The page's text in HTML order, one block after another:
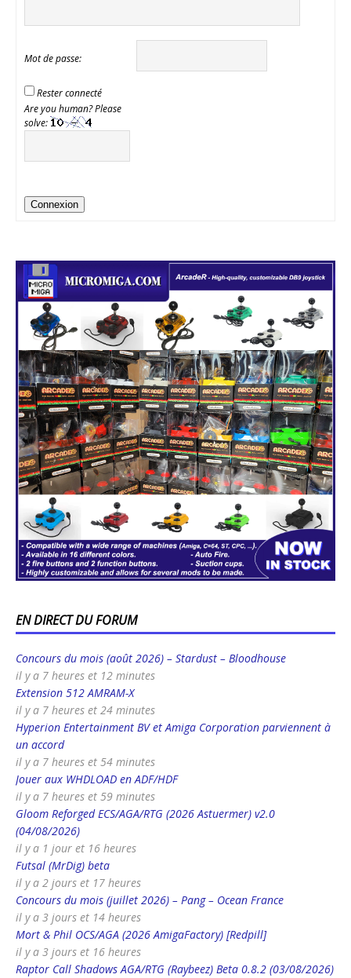
Mot de passe:
Rester connecté
Are you human? Please
solve:
Connexion
EN DIRECT DU FORUM
Concours du mois (août 2026) – Stardust – Bloodhouse
il y a 7 heures et 12 minutes
Extension 512 AMRAM-X
il y a 7 heures et 24 minutes
Hyperion Entertainment BV et Amiga Corporation parviennent à
un accord
il y a 7 heures et 54 minutes
Jouer aux WHDLOAD en ADF/HDF
il y a 7 heures et 59 minutes
Gloom Reforged ECS/AGA/RTG (2026 Astuermer) v2.0
(04/08/2026)
il y a 1 jour et 16 heures
Futsal (MrDig) beta
il y a 2 jours et 17 heures
Concours du mois (juillet 2026) – Pang – Ocean France
il y a 3 jours et 14 heures
Mort & Phil OCS/AGA (2026 AmigaFactory) [Redpill]
il y a 3 jours et 16 heures
Raptor Call Shadows AGA/RTG (Raybeez) Beta 0.8.2 (03/08/2026)